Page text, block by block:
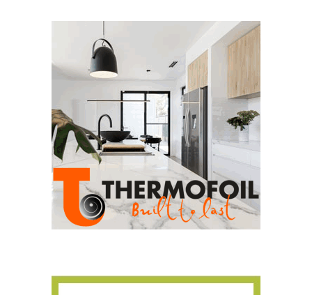
Για να μαθαίνετε πρώτοι τα νέα και όλες
τις τάσεις του κλάδου, εγγραφείτε στο
newsletter μας!
Email
Γράψτε εδώ το email σας
ΕΓΓΡΑΦΉ